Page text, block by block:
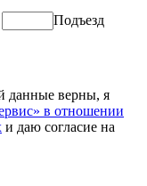
Подъезд
данные верны, я
в отношении
и даю согласие на